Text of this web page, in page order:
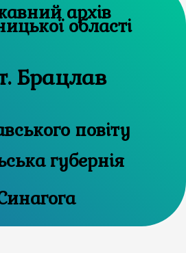
архів
області
Брацлав
повіту
губернія